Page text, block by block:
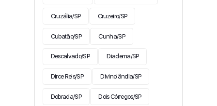
Cruzália/SP Cruzeiro/SP
Cubatão/SP Cunha/SP
Descalvado/SP Diadema/SP
Dirce Reis/SP Divinolândia/SP
Dobrada/SP Dois Córregos/SP